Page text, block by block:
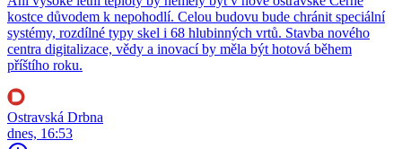
kostce důvodem k nepohodlí. Celou budovu bude chránit speciální
systémy, rozdílné typy skel i 68 hlubinných vrtů. Stavba nového
centra digitalizace, vědy a inovací by měla být hotová během
příštího roku.
Ostravská Drbna
dnes, 16:53